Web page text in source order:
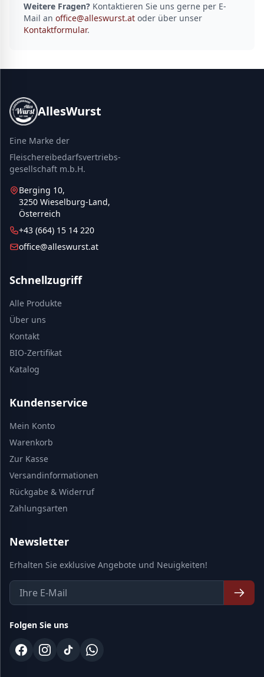
Weitere Fragen? Kontaktieren Sie uns gerne per E-
Mail an office@alleswurst.at oder über unser
Kontaktformular.
AllesWurst
Eine Marke der
Fleischereibedarfsvertriebs-
gesellschaft m.b.H.
Berging 10,
3250 Wieselburg-Land,
Österreich
+43 (664) 15 14 220
office@alleswurst.at
Schnellzugriff
Alle Produkte
Über uns
Kontakt
BIO-Zertifikat
Katalog
Kundenservice
Mein Konto
Warenkorb
Zur Kasse
Versandinformationen
Rückgabe & Widerruf
Zahlungsarten
Newsletter
Erhalten Sie exklusive Angebote und Neuigkeiten!
Folgen Sie uns